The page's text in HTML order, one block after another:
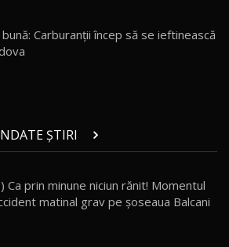
BYD Dolphin Surf / Test Drive
Mazda 6e / Test Drive AutoBlog.MD
Carburanții încep să se ieftinească
ȘTIRI
Ca prin minune niciun rănit! Momentul
matinal grav pe șoseaua Balcani